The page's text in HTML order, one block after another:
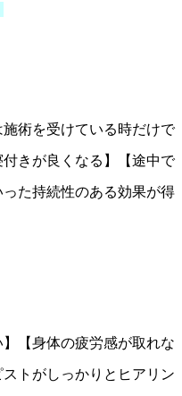
術を受けている時だけで
きが良くなる】【途中で
た持続性のある効果が得
】【身体の疲労感が取れな
トがしっかりとヒアリン